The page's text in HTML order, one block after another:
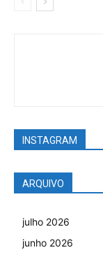
INSTAGRAM
ARQUIVO
julho 2026
junho 2026